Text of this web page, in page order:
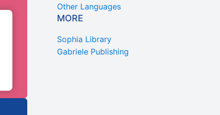
Other Languages
MORE
Sophia Library
Gabriele Publishing